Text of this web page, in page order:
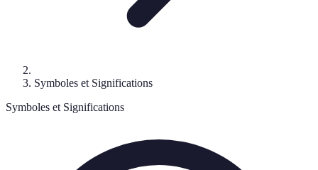
Symboles et Significations
Symboles et Significations